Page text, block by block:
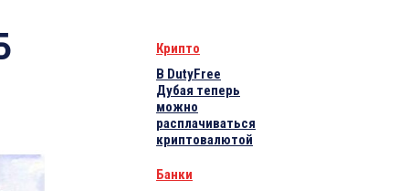
Крипто
В DutyFree
Дубая теперь
можно
расплачиваться
криптовалютой
Банки